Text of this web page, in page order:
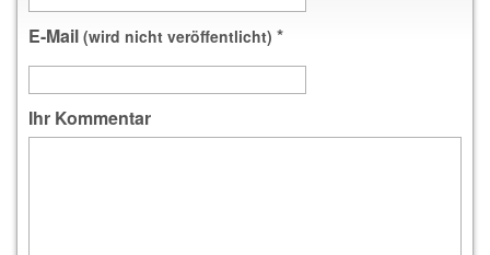
E-Mail (wird nicht veröffentlicht) *
Ihr Kommentar